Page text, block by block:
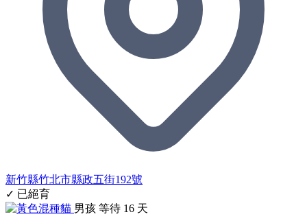
新竹縣竹北市縣政五街192號
✓ 已絕育
男孩 等待 16 天